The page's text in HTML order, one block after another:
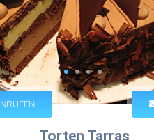
Torten Tarras